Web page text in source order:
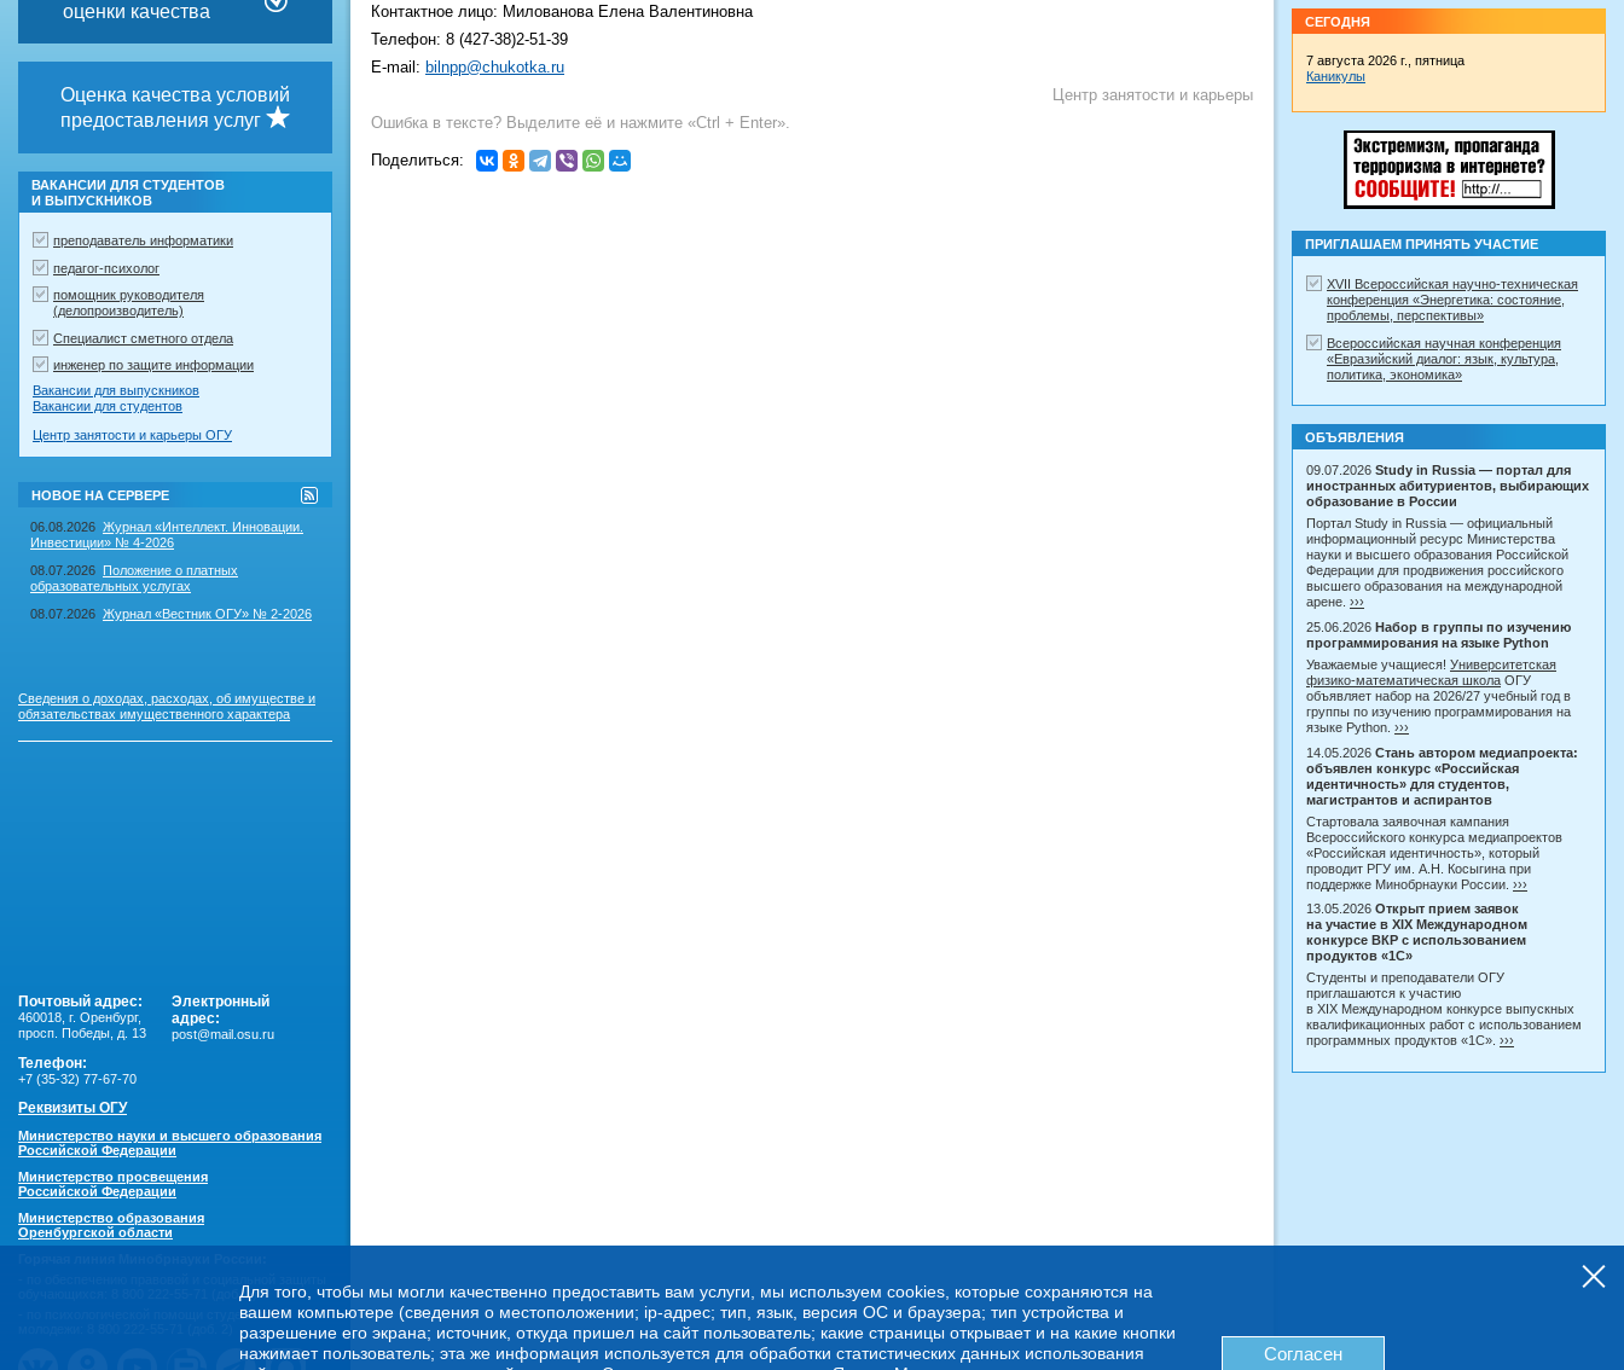
оценки качества
Оценка качества условий
предоставления услуг
ВАКАНСИИ ДЛЯ СТУДЕНТОВ
И ВЫПУСКНИКОВ
преподаватель информатики
педагог-психолог
помощник руководителя
(делопроизводитель)
Специалист сметного отдела
инженер по защите информации
Вакансии для выпускников
Вакансии для студентов
Центр занятости и карьеры ОГУ
НОВОЕ НА СЕРВЕРЕ
RSS-
лента
на
06.08.2026 Журнал «Интеллект. Инновации.
Инвестиции» № 4-2026
08.07.2026 Положение о платных
образовательных услугах
08.07.2026 Журнал «Вестник ОГУ» № 2-2026
Контактное лицо: Милованова Елена Валентиновна
Телефон: 8 (427-38)2-51-39
E-mail: bilnpp@chukotka.ru
Центр занятости и карьеры
Ошибка в тексте? Выделите её и нажмите «Ctrl + Enter».
Поделиться:
Для того, чтобы мы могли качественно предоставить вам услуги, мы используем cookies, которые сохраняются на
вашем компьютере (сведения о местоположении; ip-адрес; тип, язык, версия ОС и браузера; тип устройства и
разрешение его экрана; источник, откуда пришел на сайт пользователь; какие страницы открывает и на какие кнопки
нажимает пользователь; эта же информация используется для обработки статистических данных использования
Согласен
СЕГОДНЯ
7 августа 2026 г., пятница
Каникулы
ПРИГЛАШАЕМ ПРИНЯТЬ УЧАСТИЕ
XVII Всероссийская научно-техническая
конференция «Энергетика: состояние,
проблемы, перспективы»
Всероссийская научная конференция
«Евразийский диалог: язык, культура,
политика, экономика»
ОБЪЯВЛЕНИЯ
09.07.2026 Study in Russia — портал для
иностранных абитуриентов, выбирающих
образование в России
Портал Study in Russia — официальный
информационный ресурс Министерства
науки и высшего образования Российской
Федерации для продвижения российского
высшего образования на международной
арене. ›››
25.06.2026 Набор в группы по изучению
программирования на языке Python
Уважаемые учащиеся! Университетская
физико-математическая школа ОГУ
объявляет набор на 2026/27 учебный год в
группы по изучению программирования на
языке Python. ›››
14.05.2026 Стань автором медиапроекта:
объявлен конкурс «Российская
идентичность» для студентов,
магистрантов и аспирантов
Стартовала заявочная кампания
Всероссийского конкурса медиапроектов
«Российская идентичность», который
проводит РГУ им. А.Н. Косыгина при
поддержке Минобрнауки России. ›››
13.05.2026 Открыт прием заявок
на участие в XIX Международном
конкурсе ВКР с использованием
продуктов «1С»
Студенты и преподаватели ОГУ
приглашаются к участию
в XIX Международном конкурсе выпускных
квалификационных работ с использованием
программных продуктов «1С». ›››
Сведения о доходах, расходах, об имуществе и
обязательствах имущественного характера
Почтовый адрес:
460018 г. Оренбург,
просп. Победы, д. 13
Электронный
адрес:
post@mail.osu.ru
Телефон:
+7 (35-32) 77-67-70
Реквизиты ОГУ
Министерство науки и высшего образования
Российской Федерации
Министерство просвещения
Российской Федерации
Министерство образования
Оренбургской области
8 800 222-55-71 (доб. 1)
- по психологической помощи студенческой